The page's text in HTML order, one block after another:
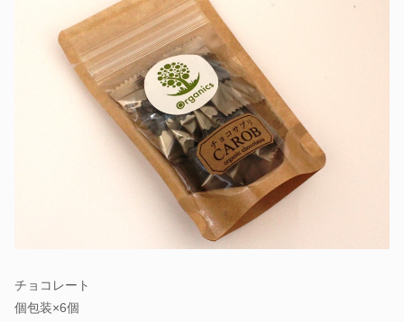
チョコレート
個包装×6個